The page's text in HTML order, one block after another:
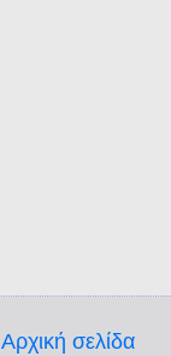
Αρχική σελίδα